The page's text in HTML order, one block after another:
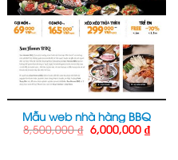
Mẫu web nhà hàng BBQ
8,500,000₫ Giá
gốc
6,000,000 ₫Giá
hiện